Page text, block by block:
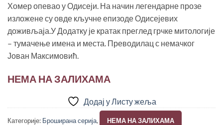
Хомер опевао у Одисеји. На начин легендарне прозе
изложене су овде кључне епизоде Одисејевих
доживљаја.У Додатку је кратак преглед грчке митологије
– тумачење имена и места. Преводилац с немачког
Јован Максимовић.
НЕМА НА ЗАЛИХАМА
Додај у Листу жеља
Категорије: Броширана серија, НЕМА НА ЗАЛИХАМА